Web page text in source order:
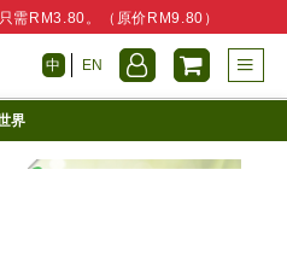
需RM3.80。（原价RM9.80）
中 EN
界